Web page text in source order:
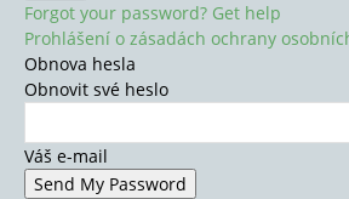
Forgot your password? Get help
Prohlášení o zásadách ochrany
Obnova hesla
Obnovit své heslo
Váš e-mail